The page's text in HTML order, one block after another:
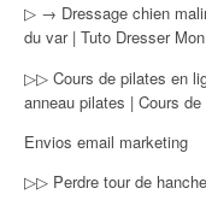
▷ → Dressage chien
du var | Tuto Dresser
▷▷ Cours de pilates en
anneau pilates | Cours
Envios email marketing
▷▷ Perdre tour de